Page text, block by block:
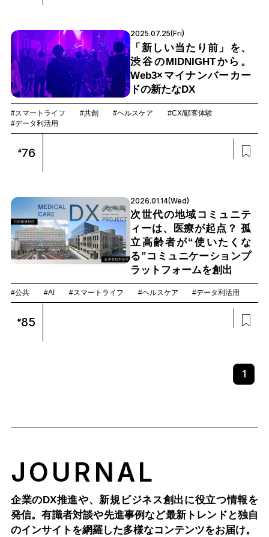
2025.07.25(Fri)
「新しい当たり前」を、
渋谷のMIDNIGHTから。
Web3×マイナンバーカー
ドの新たなDX
#スマートライフ #共創 #ヘルスケア
#CX/顧客体験
#データ利活用
#76
2026.01.14(Wed)
次世代の地域コミュニテ
ィーは、医療が起点？ 孤
立高齢者が“使いたくな
る”コミュニケーションプ
ラットフォームを創出
#公共 #AI #スマートライフ #ヘルスケア #データ利活用
#85
1
JOURNAL
企業のDX推進や、新規ビジネス創出に役立つ情報を
発信。有識者対談や先進事例など最新トレンドと独自
のインサイトを網羅した多様なコンテンツをお届け。